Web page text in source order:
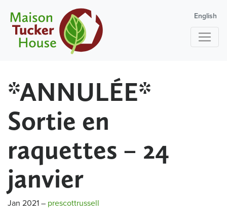
English
*ANNULÉE*
Sortie en
raquettes – 24
janvier
Jan 2021– prescottrussell